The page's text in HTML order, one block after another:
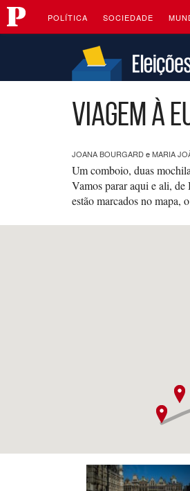
paraPOLÍTICA SOCIEDADE
Viagem à
JOANA BOURGARDeMARIA
Um comboio, duas
Vamos parar aqui e ali,
estão marcados no mapa,